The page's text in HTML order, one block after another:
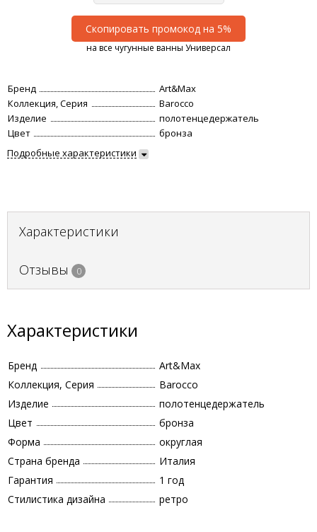
Скопировать промокод на 5%
на все чугунные ванны Универсал
Бренд
Art&Max
Коллекция, Серия
Barocco
Изделие
полотенцедержатель
Цвет
бронза
Подробные характеристики
Характеристики
Отзывы 0
Характеристики
Бренд
Art&Max
Коллекция, Серия
Barocco
Изделие
полотенцедержатель
Цвет
бронза
Форма
округлая
Страна бренда
Италия
Гарантия
1 год
Стилистика дизайна
ретро